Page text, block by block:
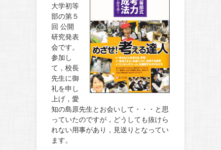
大学初等
部の第５
回 公開
研究発表
会です。
参加し
て，校長
先生に御
礼を申し
上げ，愛
知の島原先生とお会いして・・・と思
っていたのですが，どうしても抜けら
れない用事があり，見送りとなってい
ます。